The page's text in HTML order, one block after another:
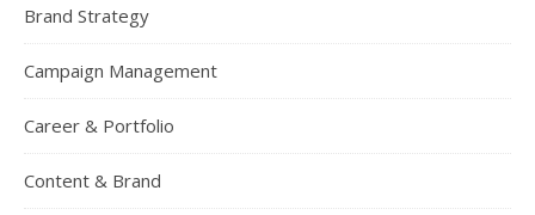
Brand Strategy
Campaign Management
Career & Portfolio
Content & Brand